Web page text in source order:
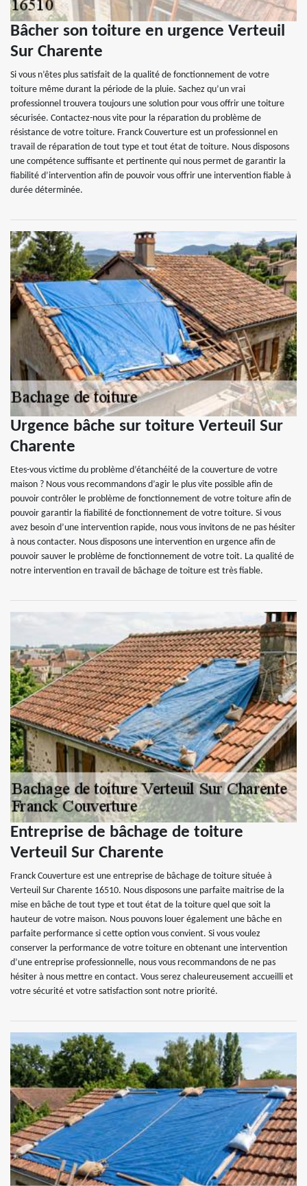
Bâcher son toiture en urgence Verteuil
Sur Charente
Si vous n’êtes plus satisfait de la qualité de fonctionnement de votre
toiture même durant la période de la pluie. Sachez qu’un vrai
professionnel trouvera toujours une solution pour vous offrir une toiture
sécurisée. Contactez-nous vite pour la réparation du problème de
résistance de votre toiture. Franck Couverture est un professionnel en
travail de réparation de tout type et tout état de toiture. Nous disposons
une compétence suffisante et pertinente qui nous permet de garantir la
fiabilité d’intervention afin de pouvoir vous offrir une intervention fiable à
durée déterminée.
Urgence bâche sur toiture Verteuil Sur
Charente
Etes-vous victime du problème d’étanchéité de la couverture de votre
maison ? Nous vous recommandons d’agir le plus vite possible afin de
pouvoir contrôler le problème de fonctionnement de votre toiture afin de
pouvoir garantir la fiabilité de fonctionnement de votre toiture. Si vous
avez besoin d’une intervention rapide, nous vous invitons de ne pas hésiter
à nous contacter. Nous disposons une intervention en urgence afin de
pouvoir sauver le problème de fonctionnement de votre toit. La qualité de
notre intervention en travail de bâchage de toiture est très fiable.
Entreprise de bâchage de toiture
Verteuil Sur Charente
Franck Couverture est une entreprise de bâchage de toiture située à
Verteuil Sur Charente 16510. Nous disposons une parfaite maitrise de la
mise en bâche de tout type et tout état de la toiture quel que soit la
hauteur de votre maison. Nous pouvons louer également une bâche en
parfaite performance si cette option vous convient. Si vous voulez
conserver la performance de votre toiture en obtenant une intervention
d’une entreprise professionnelle, nous vous recommandons de ne pas
hésiter à nous mettre en contact. Vous serez chaleureusement accueilli et
votre sécurité et votre satisfaction sont notre priorité.